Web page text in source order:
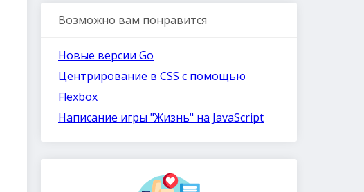
Возможно вам понравится
Новые версии Go
Центрирование в CSS с помощью
Flexbox
Написание игры "Жизнь" на JavaScript